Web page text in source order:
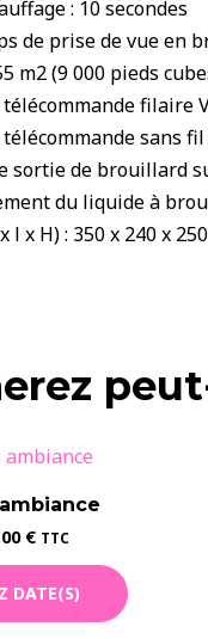
: 10 secondes
de prise de vue en
m2 (9 000 pieds
filaire
sans fil
sortie de brouillard
du liquide à
l x H) : 350 x 240 x
€Plage
10,00 €
à
TTC
DATE(S)
produit